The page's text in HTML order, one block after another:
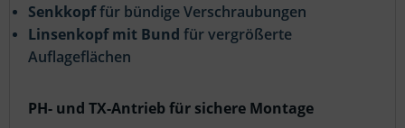
Senkkopffür bündige Verschraubungen
Linsenkopf mit Bund für vergrößerte
Auflageflächen
PH- und TX-Antrieb für sichere Montage